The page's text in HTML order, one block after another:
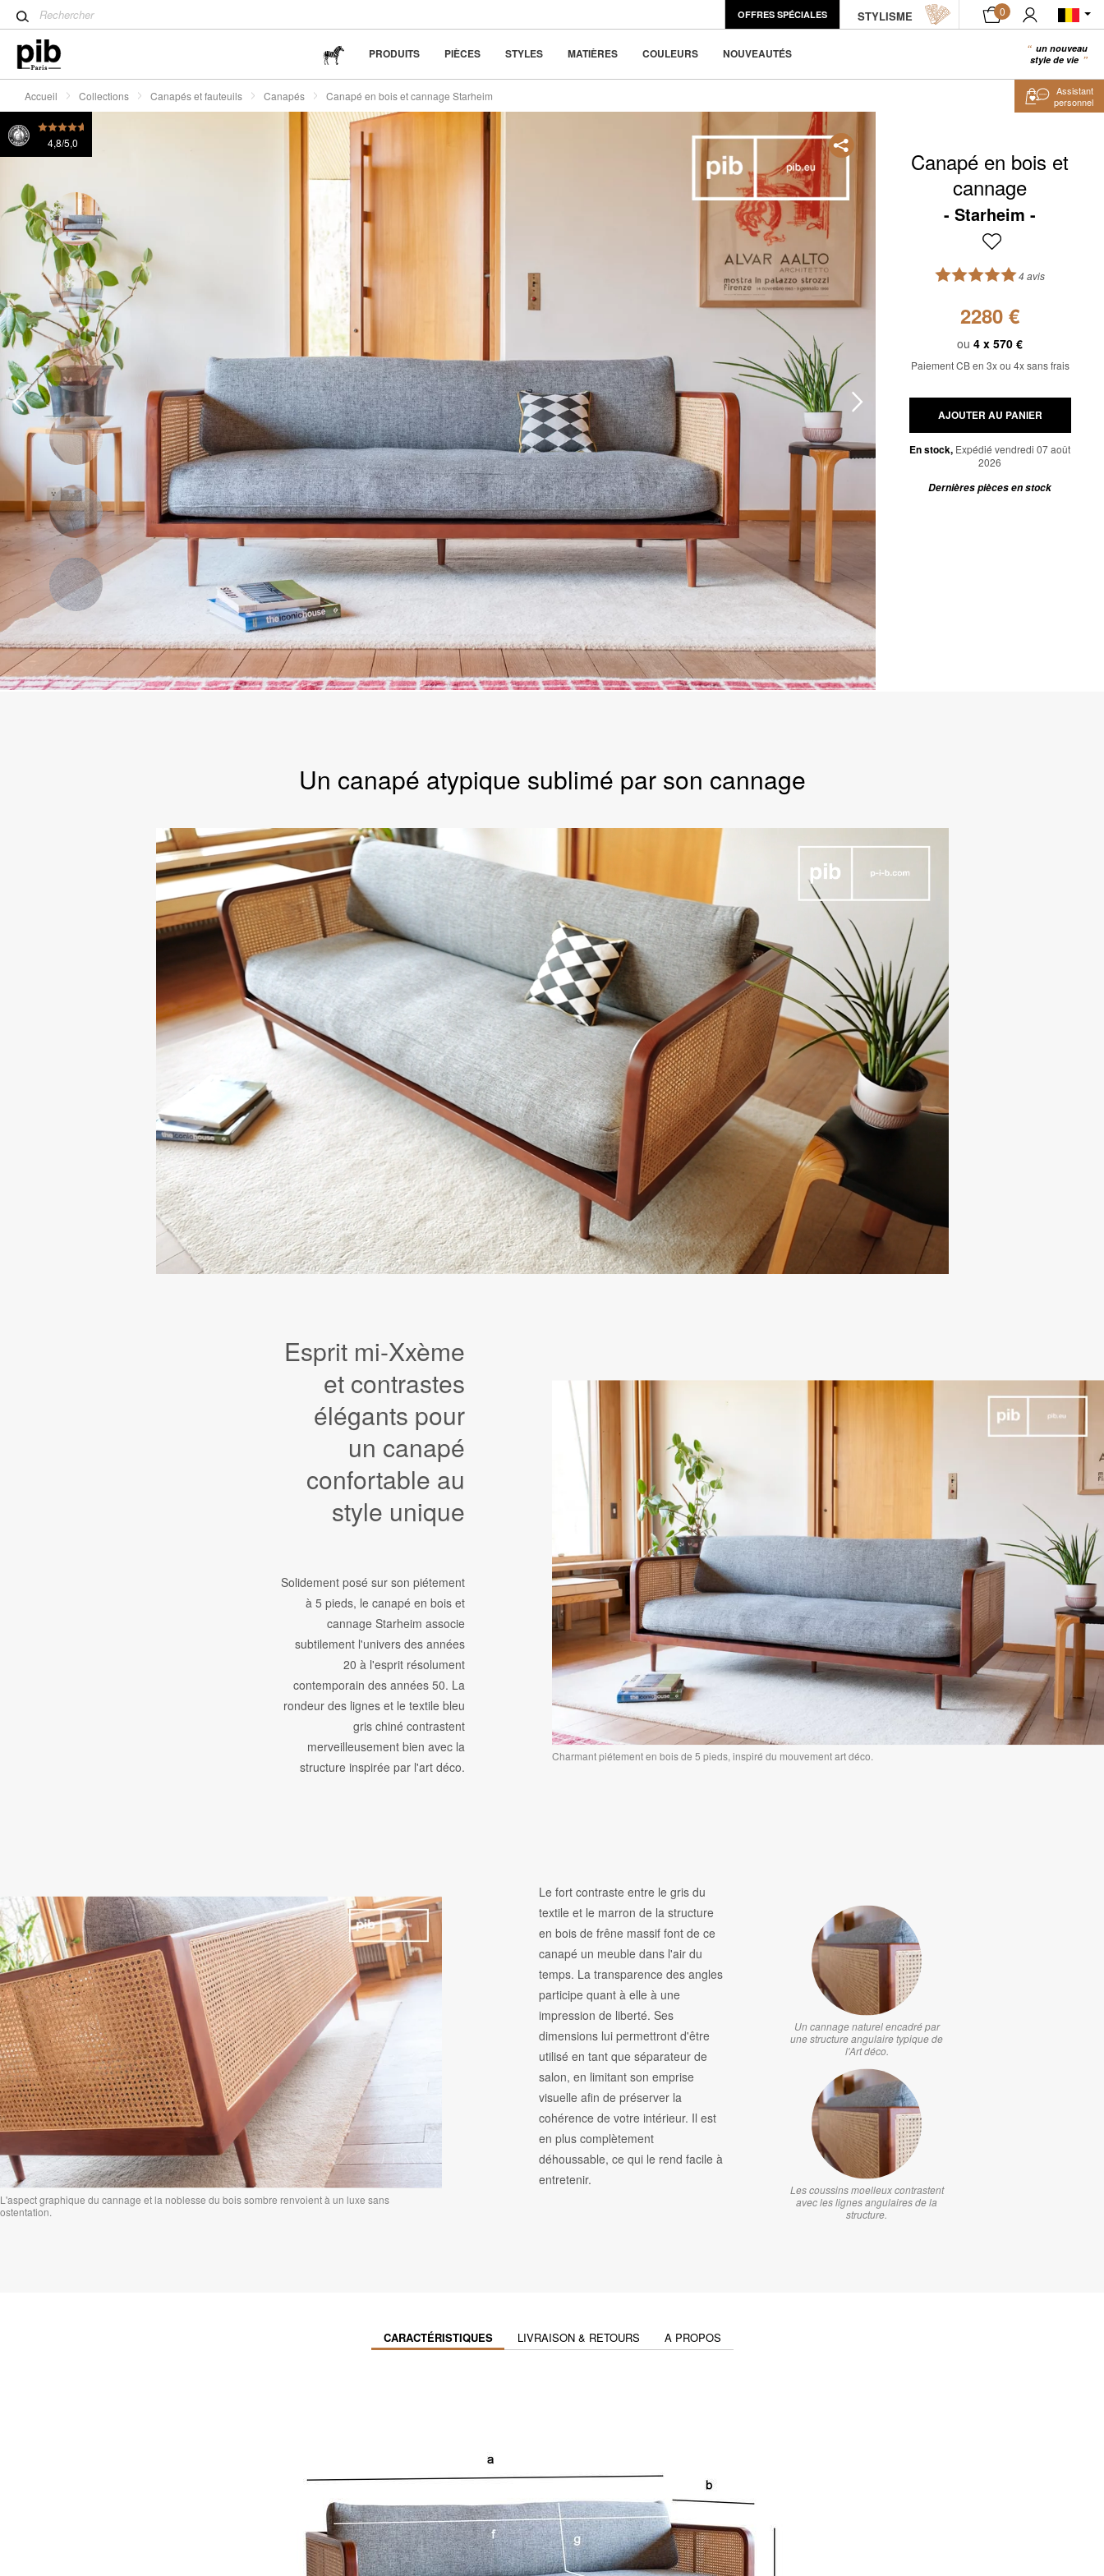
OFFRES SPÉCIALES STYLISME 0
Wabi-Sabi : L'art de trouver la beauté dans la
PRODUITS PIÈCES STYLES MATIÈRES COULEURS NOUVEAUTÉS
un nouveau
style de vie
Canapé en bois et cannage Starheim AJOUTER AU PANIER
Accueil Collections Canapés et fauteuils Canapés Canapé en bois et cannage Starheim
Canapé en bois et
cannage
Starheim
4 avis
2280 €
ou 4 x 570 €
Paiement CB en 3x ou 4x sans frais
AJOUTER AU PANIER
En stock, Expédié vendredi 07 août
2026
Dernières pièces en stock
Un canapé atypique sublimé par son cannage
Charmant piétement en bois de 5 pieds, inspiré du mouvement art déco.
Esprit mi-Xxème
et contrastes
élégants pour
un canapé
confortable au
style unique
Solidement posé sur son piétement
à 5 pieds, le canapé en bois et
cannage Starheim associe
subtilement l'univers des années
20 à l'esprit résolument
contemporain des années 50. La
rondeur des lignes et le textile bleu
gris chiné contrastent
merveilleusement bien avec la
structure inspirée par l'art déco.
L'aspect graphique du cannage et la noblesse du bois sombre renvoient à un luxe sans
ostentation.
Le fort contraste entre le gris du
textile et le marron de la structure
en bois de frêne massif font de ce
canapé un meuble dans l'air du
temps. La transparence des angles
participe quant à elle à une
impression de liberté. Ses
dimensions lui permettront d'être
utilisé en tant que séparateur de
salon, en limitant son emprise
visuelle afin de préserver la
cohérence de votre intérieur. Il est
en plus complètement
déhoussable, ce qui le rend facile à
entretenir.
Un cannage naturel encadré par
une structure angulaire typique de
l'Art déco.
Les coussins moelleux contrastent
avec les lignes angulaires de la
structure.
CARACTÉRISTIQUES LIVRAISON & RETOURS A PROPOS
4,8/5,0
Assistant
personnel